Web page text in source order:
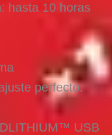
hasta 10 horas
perfecto.
USB